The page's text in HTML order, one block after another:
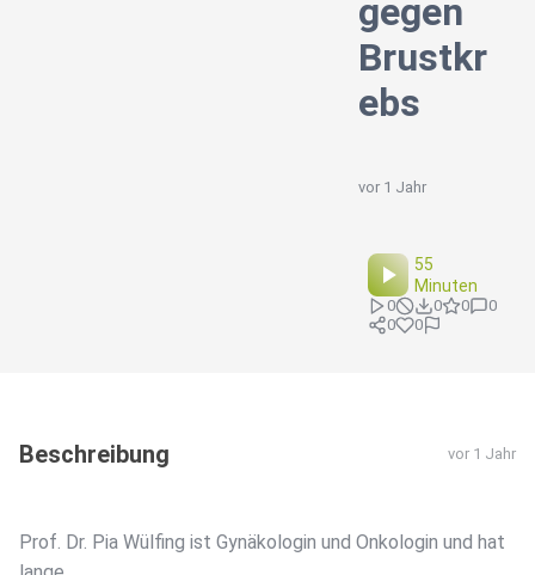
gegen
Brustkr
ebs
vor 1 Jahr
55
Minuten
0 0 0
0
0
0
Beschreibung vor 1 Jahr
Prof. Dr. Pia Wülfing ist Gynäkologin und Onkologin und hat